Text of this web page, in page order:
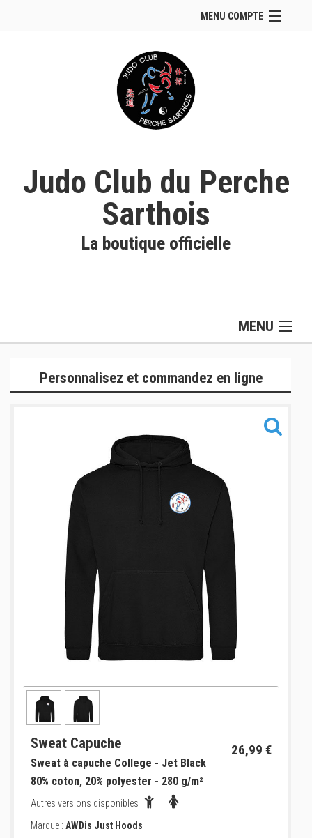
MENU COMPTE
Site Web du club
Se connecter
Panier ( vide )
Judo Club du Perche
Sarthois
La boutique officielle
MENU
Lifestyle
Sport
Accessoires
Informations
Personnalisez et commandez en ligne
Sweat Capuche 26,99 €
Sweat à capuche College - Jet Black
80% coton, 20% polyester - 280 g/m²
Autres versions disponibles
Marque : AWDis Just Hoods